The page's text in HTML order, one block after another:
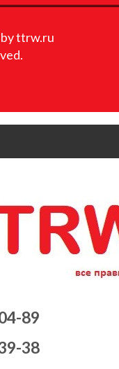
ttrw.ru
89
38